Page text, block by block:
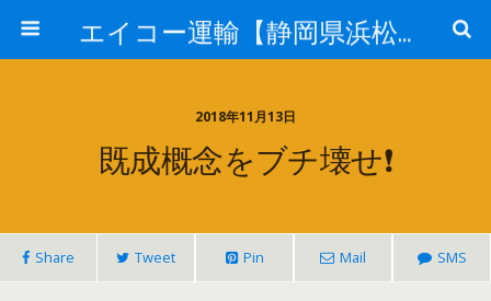
エイコー運輸【静岡県浜松市】
2018年11月13日
既成概念をブチ壊せ❗
Share Tweet Pin Mail SMS